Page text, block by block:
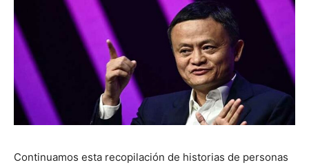
Continuamos esta recopilación de historias de personas